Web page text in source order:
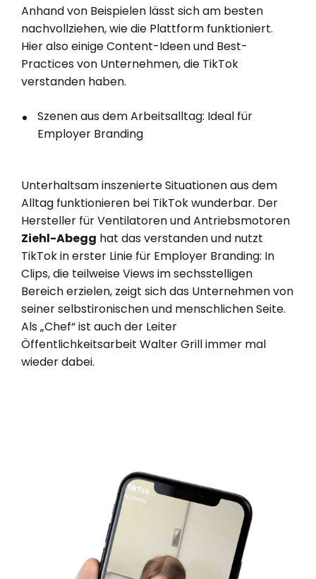
Anhand von Beispielen lässt sich am besten
nachvollziehen, wie die Plattform funktioniert.
Hier also einige Content-Ideen und Best-
Practices von Unternehmen, die TikTok
verstanden haben.
Szenen aus dem Arbeitsalltag: Ideal für
Employer Branding
Unterhaltsam inszenierte Situationen aus dem
Alltag funktionieren bei TikTok wunderbar. Der
Hersteller für Ventilatoren und Antriebsmotoren
Ziehl-Abegg hat das verstanden und nutzt
TikTok in erster Linie für Employer Branding: In
Clips, die teilweise Views im sechsstelligen
Bereich erzielen, zeigt sich das Unternehmen von
seiner selbstironischen und menschlichen Seite.
Als „Chef“ ist auch der Leiter
Öffentlichkeitsarbeit Walter Grill immer mal
wieder dabei.